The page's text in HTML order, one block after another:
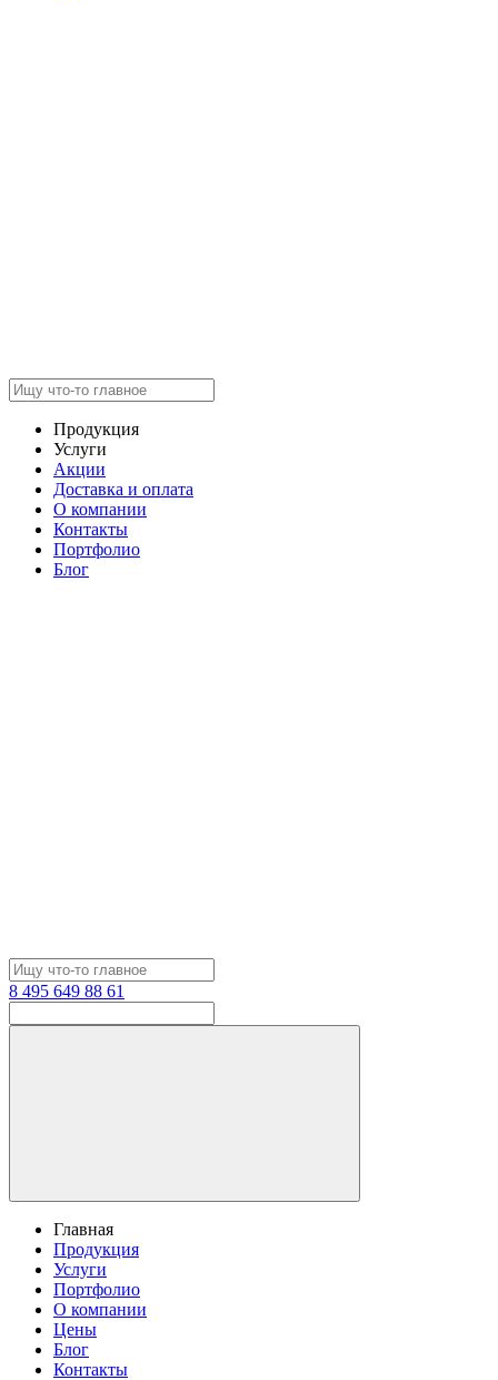
Продукция
Услуги
Акции
Доставка и оплата
О компании
Контакты
Портфолио
Блог
8 495 649 88 61
Главная
Продукция
Услуги
Портфолио
О компании
Цены
Блог
Контакты